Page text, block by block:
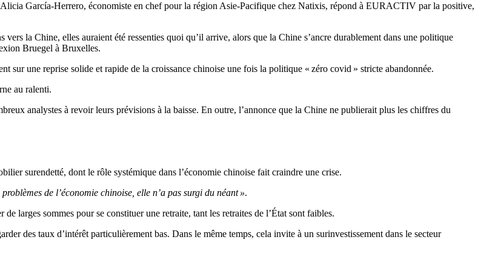
García-Herrero, économiste en chef pour la région Asie-Pacifique chez Natixis, répond à EURACTIV par la positive,
la Chine, elles auraient été ressenties quoi qu’il arrive, alors que la Chine s’ancre durablement dans une politique
Bruegel à Bruxelles.
sur une reprise solide et rapide de la croissance chinoise une fois la politique « zéro covid » stricte abandonnée.
au ralenti.
analystes à revoir leurs prévisions à la baisse. En outre, l’annonce que la Chine ne publierait plus les chiffres du
surendetté, dont le rôle systémique dans l’économie chinoise fait craindre une crise.
de l’économie chinoise, elle n’a pas surgi du néant ».
larges sommes pour se constituer une retraite, tant les retraites de l’État sont faibles.
des taux d’intérêt particulièrement bas. Dans le même temps, cela invite à un surinvestissement dans le secteur